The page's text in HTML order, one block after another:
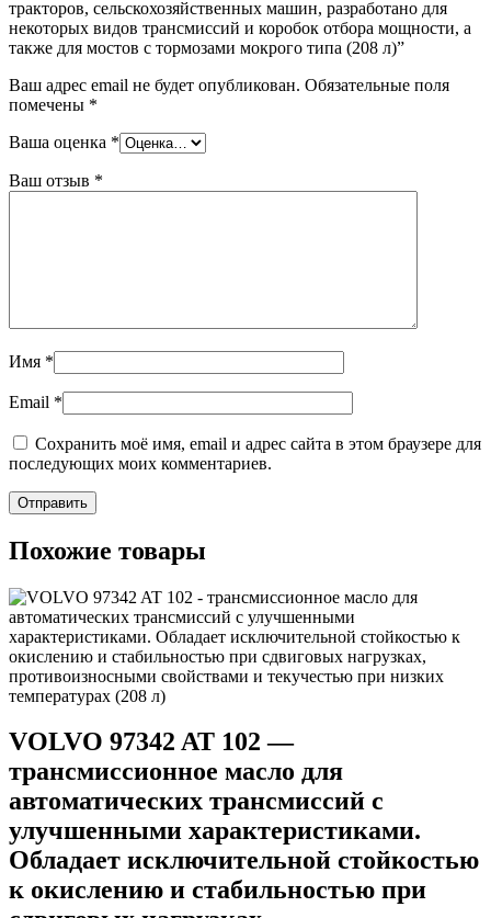
тракторов, сельскохозяйственных машин, разработано для
некоторых видов трансмиссий и коробок отбора мощности, а
также для мостов с тормозами мокрого типа (208 л)”
Ваш адрес email не будет опубликован. Обязательные поля
помечены *
Ваша оценка *
Ваш отзыв *
Имя *
Email *
Сохранить моё имя, email и адрес сайта в этом браузере для
последующих моих комментариев.
Похожие товары
VOLVO 97342 AT 102 —
трансмиссионное масло для
автоматических трансмиссий с
улучшенными характеристиками.
Обладает исключительной стойкостью
к окислению и стабильностью при